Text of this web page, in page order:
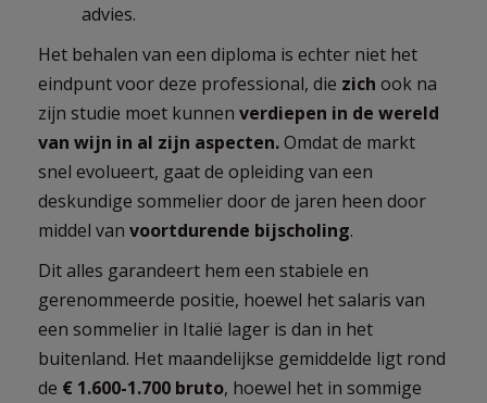
advies.
Het behalen van een diploma is echter niet het
eindpunt voor deze professional, die zich ook na
zijn studie moet kunnen verdiepen in de wereld
van wijn in al zijn aspecten.Omdat de markt
snel evolueert, gaat de opleiding van een
deskundige sommelier door de jaren heen door
middel van voortdurende bijscholing.
Dit alles garandeert hem een stabiele en
gerenommeerde positie, hoewel het salaris van
een sommelier in Italië lager is dan in het
buitenland. Het maandelijkse gemiddelde ligt rond
de € 1.600-1.700 bruto, hoewel het in sommige